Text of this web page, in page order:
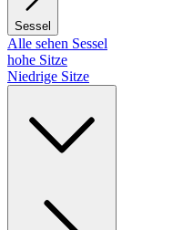
Sessel
Alle sehen Sessel
hohe Sitze
Niedrige Sitze